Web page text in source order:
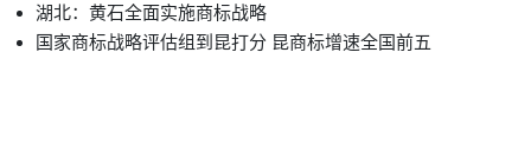
湖北：黄石全面实施商标战略
国家商标战略评估组到昆打分 昆商标增速全国前五